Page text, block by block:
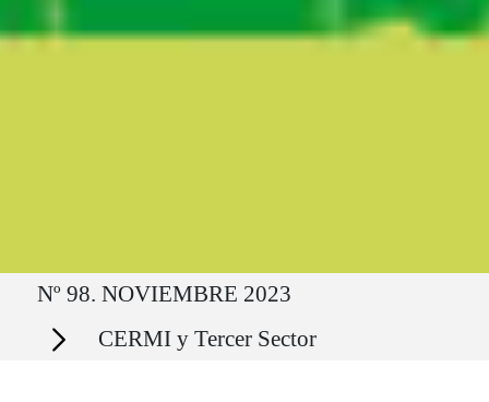
Ruta del sitio
Nº 98. NOVIEMBRE 2023
Secciones CERMI y Tercer Sector